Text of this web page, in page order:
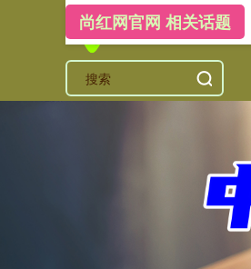
尚红网官网 相关话题